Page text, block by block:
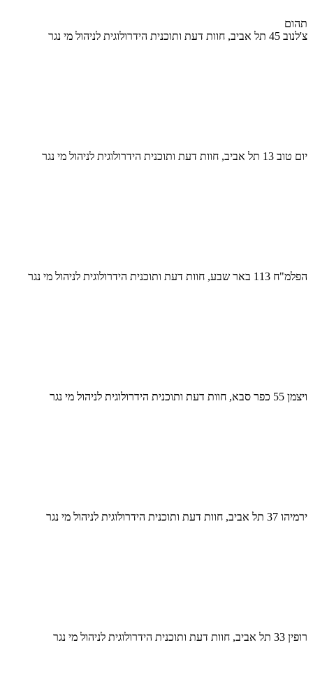
תהום
צ'לנוב 45 תל אביב, חוות דעת ותוכנית הידרולוגית לניהול מי נגר
יום טוב 13 תל אביב, חוות דעת ותוכנית הידרולוגית לניהול מי נגר
הפלמ"ח 113 באר שבע, חוות דעת ותוכנית הידרולוגית לניהול מי נגר
ויצמן 55 כפר סבא, חוות דעת ותוכנית הידרולוגית לניהול מי נגר
ירמיהו 37 תל אביב, חוות דעת ותוכנית הידרולוגית לניהול מי נגר
רופין 33 תל אביב, חוות דעת ותוכנית הידרולוגית לניהול מי נגר